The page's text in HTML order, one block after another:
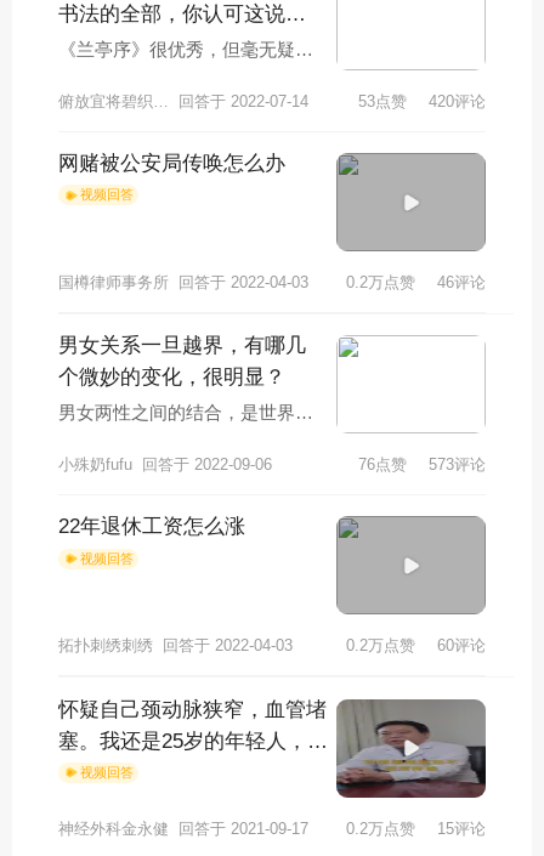
书法的全部，你认可这说法
吗？
《兰亭序》很优秀，但毫无疑问
不可以代表书法艺术所有也不要
回答于 2022-07-14 53点赞 420评论
网赌被公安局传唤怎么办
视频回答
国樽律师事务所 回答于 2022-04-03 0.2万点赞 46评论
男女关系一旦越界，有哪几
个微妙的变化，很明显？
男女两性之间的结合，是世界上
眼中，最幸福的结合。毕竟“男女
小殊奶fufu 回答于 2022-09-06 76点赞 573评论
22年退休工资怎么涨
视频回答
拓扑刺绣刺绣 回答于 2022-04-03 0.2万点赞 60评论
怀疑自己颈动脉狭窄，血管堵
塞。我还是25岁的年轻人，症
状与脑血管堵塞一样，一般老
视频回答
神经外科金永健 回答于 2021-09-17 0.2万点赞 15评论